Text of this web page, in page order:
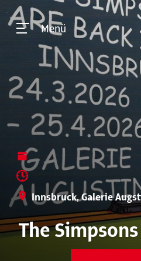
Menü
Innsbruck, Galerie
The